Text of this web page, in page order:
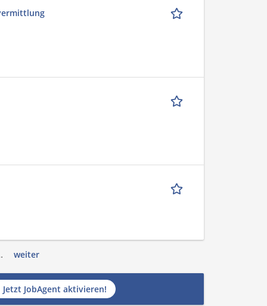
weiter
Jetzt JobAgent aktivieren!